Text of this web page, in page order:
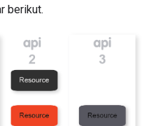
berikut.